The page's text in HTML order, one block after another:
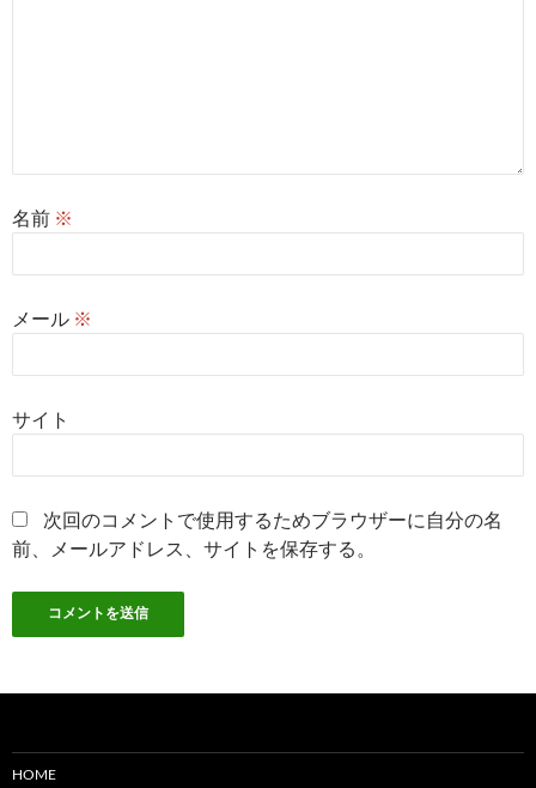
名前 ※
メール ※
サイト
次回のコメントで使用するためブラウザーに自分の名
前、メールアドレス、サイトを保存する。
HOME